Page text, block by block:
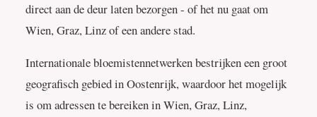
direct aan de deur laten bezorgen - of het nu gaat om
Wien, Graz, Linz of een andere stad.
Internationale bloemistennetwerken bestrijken een groot
geografisch gebied in Oostenrijk, waardoor het mogelijk
is om adressen te bereiken in Wien, Graz, Linz,